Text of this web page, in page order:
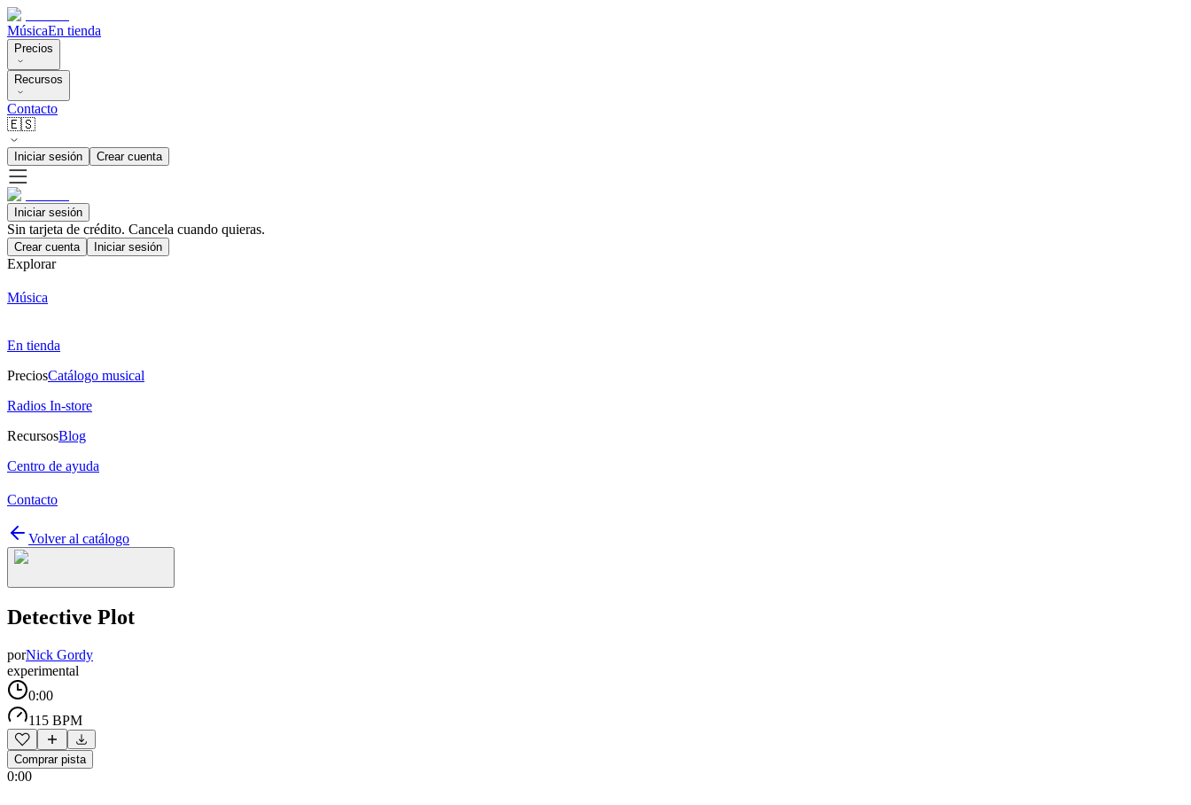
MúsicaEn tienda
Precios
Recursos
Contacto
🇪🇸
Iniciar sesión Crear cuenta
Iniciar sesión
Sin tarjeta de crédito. Cancela cuando quieras.
Crear cuenta Iniciar sesión
Explorar
Música
En tienda
PreciosCatálogo musical
Radios In-store
RecursosBlog
Centro de ayuda
Contacto
Volver al catálogo
Detective Plot
porNick Gordy
experimental
0:00
115 BPM
Comprar pista
0:00